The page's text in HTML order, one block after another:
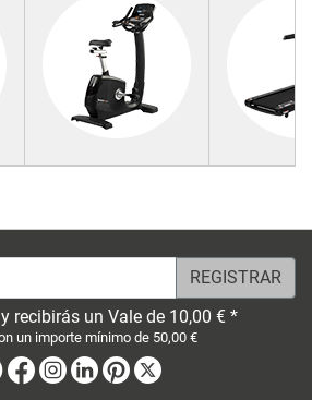
recibirás un Vale de 10,00 € *
un importe mínimo de 50,00 €
BlogFacebook
Instagram
LinkedinPinterest